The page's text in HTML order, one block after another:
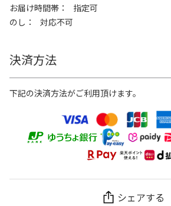
お届け時間帯
指定可
のし
対応不可
決済方法
下記の決済方法がご利用頂けます。
シェアする